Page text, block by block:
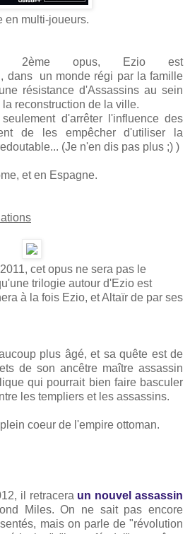
en multi-joueurs.
2ème opus, Ezio est
dans un monde régi par la famille
résistance d'Assassins au sein
reconstruction de la ville.
d'arrêter l'influence des
de les empêcher d'utiliser la
(Je n'en dis pas plus ;) )
et en Espagne.
cet opus ne sera pas le
trilogie autour d'Ezio est
à la fois Ezio, et Altaïr de par ses
plus âgé, et sa quête est de
de son ancêtre maître assassin
qui pourrait bien faire basculer
les templiers et les assassins.
coeur de l'empire ottoman.
il retracera un nouvel assassin
Miles. On ne sait pas encore
mais on parle de "révolution